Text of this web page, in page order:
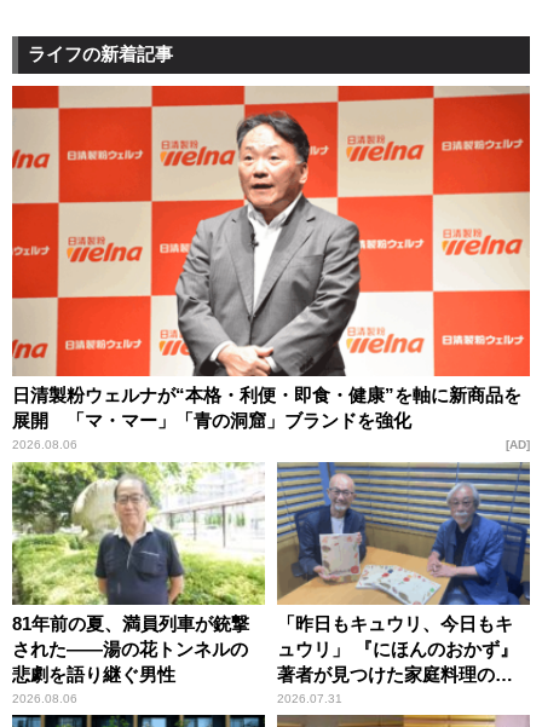
ライフの新着記事
日清製粉ウェルナが“本格・利便・即食・健康”を軸に新商品を
展開 「マ・マー」「青の洞窟」ブランドを強化
2026.08.06 AD
81年前の夏、満員列車が銃撃
された――湯の花トンネルの
悲劇を語り継ぐ男性
2026.08.06
「昨日もキュウリ、今日もキ
ュウリ」 『にほんのおかず』
著者が見つけた家庭料理の知
恵
2026.07.31